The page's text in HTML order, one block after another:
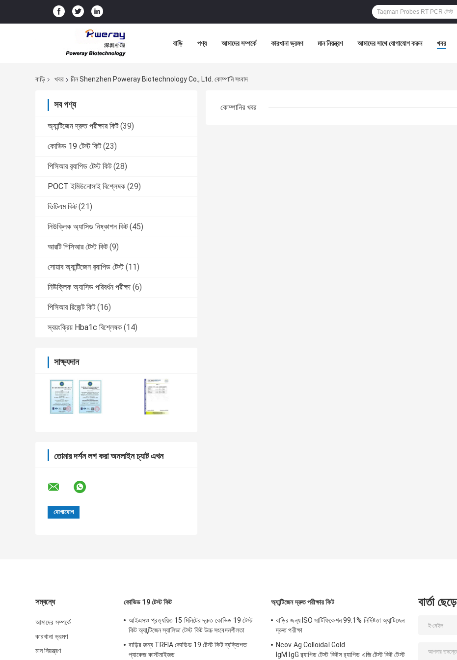
বাড়ি পণ্য আমাদের সম্পর্কে কারখানা ভ্রমণ মান নিয়ন্ত্রণ আমাদের সাথে যোগাযোগ করুন খবর
বাড়ি খবর চীন Shenzhen Poweray Biotechnology Co., Ltd. কোম্পানি সংবাদ
সব পণ্য
অ্যান্টিজেন দ্রুত পরীক্ষার কিট (39)
কোভিড 19 টেস্ট কিট (23)
পিসিআর র‌্যাপিড টেস্ট কিট (28)
POCT ইমিউনোসাই বিশ্লেষক (29)
ভিটিএম কিট (21)
নিউক্লিক অ্যাসিড নিষ্কাশন কিট (45)
আরটি পিসিআর টেস্ট কিট (9)
সোয়াব অ্যান্টিজেন র‌্যাপিড টেস্ট (11)
নিউক্লিক অ্যাসিড পরিবর্ধন পরীক্ষা (6)
পিসিআর রিজেন্ট কিট (16)
স্বয়ংক্রিয় Hba1c বিশ্লেষক (14)
সাক্ষ্যদান
তোমার দর্শন লগ করা অনলাইন চ্যাট এখন
কোম্পানির খবর
সম্বন্ধে
আমাদের সম্পর্কে
কারখানা ভ্রমণ
মান নিয়ন্ত্রণ
কোভিড 19 টেস্ট কিট
আইএসও প্রত্যয়িত 15 মিনিটের দ্রুত কোভিড 19 টেস্ট
কিট অ্যান্টিজেন স্যালিভা টেস্ট কিট উচ্চ সংবেদনশীলতা
বাড়ির জন্য TRFIA কোভিড 19 টেস্ট কিট ব্যক্তিগত
প্যাকেজ কাস্টমাইজড
অ্যান্টিজেন দ্রুত পরীক্ষার কিট
বাড়ির জন্য ISO সার্টিফিকেশন 99.1% নির্দিষ্টতা অ্যান্টিজেন
দ্রুত পরীক্ষা
Ncov Ag Colloidal Gold
IgM IgG র‍্যাপিড টেস্ট কিটস র‍্যাপিড এজি টেস্ট কিট টেস্ট
বার্তা ছেড়ে